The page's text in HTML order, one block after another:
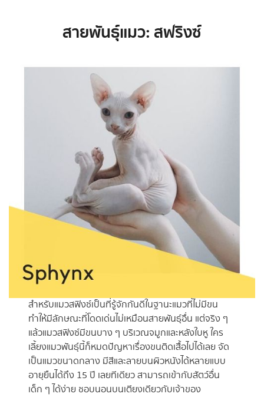
สายพันธุ์แมว: สฟริงซ์
สำหรับแมวสฟิงซ์เป็นที่รู้จักกันดีในฐานะแมวที่ไม่มีขน
ทำให้มีลักษณะที่โดดเด่นไม่เหมือนสายพันธุ์อื่น แต่จริง ๆ
แล้วแมวสฟิงซ์มีขนบาง ๆ บริเวณจมูกและหลังใบหู ใคร
เลี้ยงแมวพันธุ์นี้ก็หมดปัญหาเรื่องขนติดเสื้อไปได้เลย จัด
เป็นแมวขนาดกลาง มีสีและลายบนผิวหนังได้หลายแบบ
อายุยืนได้ถึง 15 ปี เลยทีเดียว สามารถเข้ากับสัตว์อื่น
เด็ก ๆ ได้ง่าย ชอบนอนบนเตียงเดียวกับเจ้าของ